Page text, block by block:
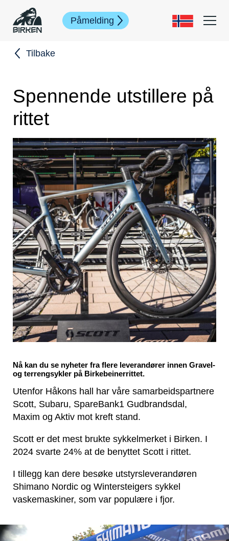
Påmelding
Tilbake
Spennende utstillere på
rittet
Nå kan du se nyheter fra flere leverandører innen Gravel-
og terrengsykler på Birkebeinerrittet.
Utenfor Håkons hall har våre samarbeidspartnere
Scott, Subaru, SpareBank1 Gudbrandsdal,
Maxim og Aktiv mot kreft stand.
Scott er det mest brukte sykkelmerket i Birken. I
2024 svarte 24% at de benyttet Scott i rittet.
I tillegg kan dere besøke utstyrsleverandøren
Shimano Nordic og Wintersteigers sykkel
vaskemaskiner, som var populære i fjor.